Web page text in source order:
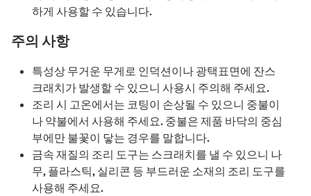
하게 사용할 수 있습니다.
주의 사항
특성상 무거운 무게로 인덕션이나 광택표면에 잔스
크래치가 발생할 수 있으니 사용시 주의해 주세요.
조리 시 고온에서는 코팅이 손상될 수 있으니 중불이
나 약불에서 사용해 주세요. 중불은 제품 바닥의 중심
부에만 불꽃이 닿는 경우를 말합니다.
금속 재질의 조리 도구는 스크래치를 낼 수 있으니 나
무, 플라스틱, 실리콘 등 부드러운 소재의 조리 도구를
사용해 주세요.